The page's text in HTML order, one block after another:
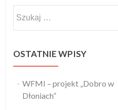
OSTATNIE WPISY
WFMI – projekt „Dobro w
Dłoniach”